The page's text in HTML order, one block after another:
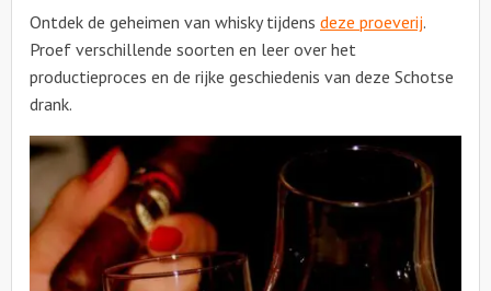
Ontdek de geheimen van whisky tijdens deze proeverij.
Proef verschillende soorten en leer over het
productieproces en de rijke geschiedenis van deze Schotse
drank.